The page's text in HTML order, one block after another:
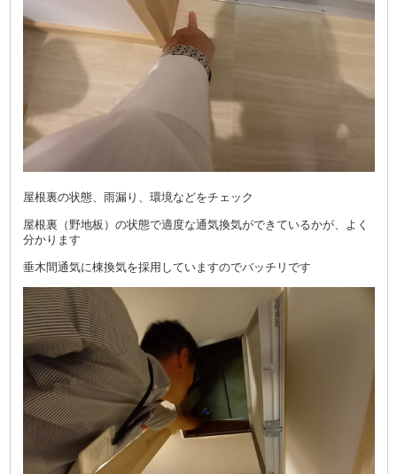
屋根裏の状態、雨漏り、環境などをチェック
屋根裏（野地板）の状態で適度な通気換気ができているかが、よく
分かります
垂木間通気に棟換気を採用していますのでバッチリです